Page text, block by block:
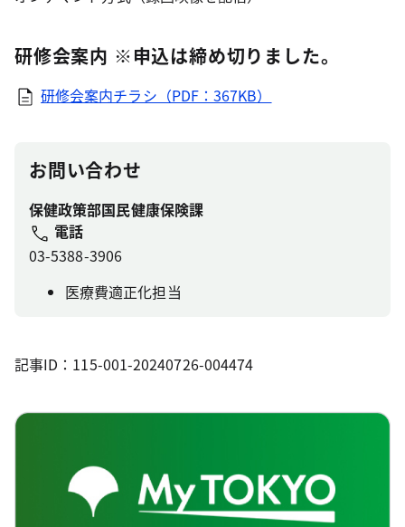
研修会案内 ※申込は締め切りました。
研修会案内チラシ（PDF：367KB）
お問い合わせ
保健政策部国民健康保険課
電話
03-5388-3906
医療費適正化担当
記事ID：115-001-20240726-004474